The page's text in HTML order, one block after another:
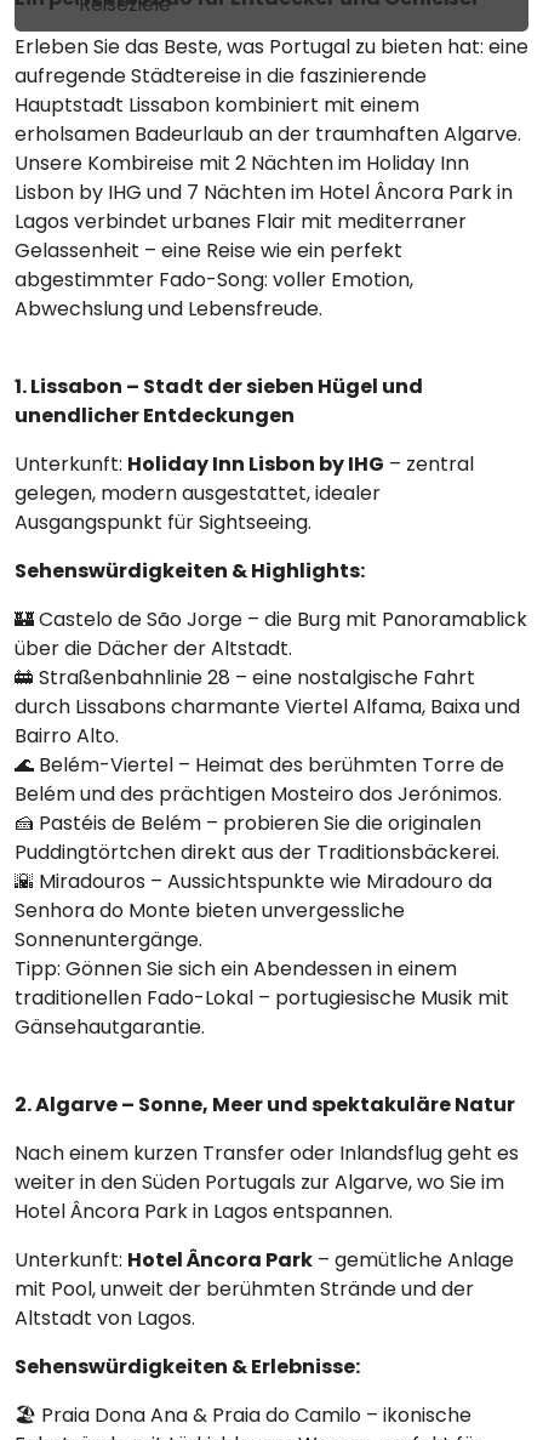
Erleben Sie das Beste, was Portugal zu bieten hat: eine
aufregende Städtereise in die faszinierende
Hauptstadt Lissabon kombiniert mit einem
erholsamen Badeurlaub an der traumhaften Algarve.
Unsere Kombireise mit 2 Nächten im Holiday Inn
Lisbon by IHG und 7 Nächten im Hotel Âncora Park in
Lagos verbindet urbanes Flair mit mediterraner
Gelassenheit – eine Reise wie ein perfekt
abgestimmter Fado-Song: voller Emotion,
Abwechslung und Lebensfreude.
1. Lissabon – Stadt der sieben Hügel und
unendlicher Entdeckungen
Unterkunft: Holiday Inn Lisbon by IHG – zentral
gelegen, modern ausgestattet, idealer
Ausgangspunkt für Sightseeing.
Sehenswürdigkeiten & Highlights:
🏰 Castelo de São Jorge – die Burg mit Panoramablick
über die Dächer der Altstadt.
🚋 Straßenbahnlinie 28 – eine nostalgische Fahrt
durch Lissabons charmante Viertel Alfama, Baixa und
Bairro Alto.
🌊 Belém-Viertel – Heimat des berühmten Torre de
Belém und des prächtigen Mosteiro dos Jerónimos.
🍰 Pastéis de Belém – probieren Sie die originalen
Puddingtörtchen direkt aus der Traditionsbäckerei.
🌇 Miradouros – Aussichtspunkte wie Miradouro da
Senhora do Monte bieten unvergessliche
Sonnenuntergänge.
Tipp: Gönnen Sie sich ein Abendessen in einem
traditionellen Fado-Lokal – portugiesische Musik mit
Gänsehautgarantie.
2. Algarve – Sonne, Meer und spektakuläre Natur
Nach einem kurzen Transfer oder Inlandsflug geht es
weiter in den Süden Portugals zur Algarve, wo Sie im
Hotel Âncora Park in Lagos entspannen.
Unterkunft: Hotel Âncora Park – gemütliche Anlage
mit Pool, unweit der berühmten Strände und der
Altstadt von Lagos.
Sehenswürdigkeiten & Erlebnisse:
🏖️ Praia Dona Ana & Praia do Camilo – ikonische